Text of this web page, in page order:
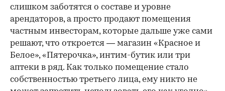
слишком заботятся о составе и уровне
арендаторов, а просто продают помещения
частным инвесторам, которые дальше уже сами
решают, что откроется — магазин «Красное и
Белое», «Пятерочка», интим-бутик или три
аптеки в ряд. Как только помещение стало
собственностью третьего лица, ему никто не